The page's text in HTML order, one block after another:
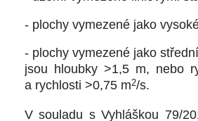
- plochy vymezené jako
- plochy vymezené jako
jsou hloubky >1,5 m, nebo
a rychlosti >0,75 m2/s.
V souladu s Vyhláškou 79/